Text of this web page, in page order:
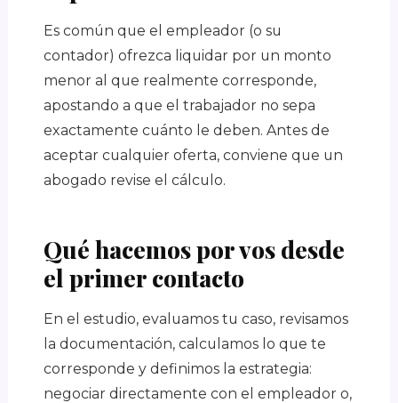
Es común que el empleador (o su
contador) ofrezca liquidar por un monto
menor al que realmente corresponde,
apostando a que el trabajador no sepa
exactamente cuánto le deben. Antes de
aceptar cualquier oferta, conviene que un
abogado revise el cálculo.
Qué hacemos por vos desde
el primer contacto
En el estudio, evaluamos tu caso, revisamos
la documentación, calculamos lo que te
corresponde y definimos la estrategia:
negociar directamente con el empleador o,